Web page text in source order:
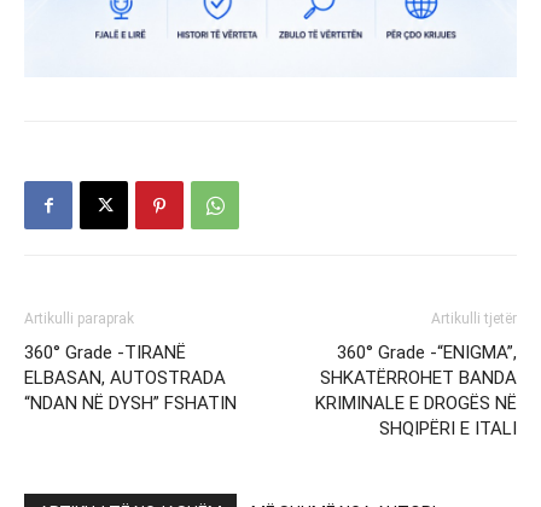
Artikulli paraprak
360° Grade -TIRANË
ELBASAN, AUTOSTRADA
“NDAN NË DYSH” FSHATIN
Artikulli tjetër
360° Grade -“ENIGMA”,
SHKATËRROHET BANDA
KRIMINALE E DROGËS NË
SHQIPËRI E ITALI